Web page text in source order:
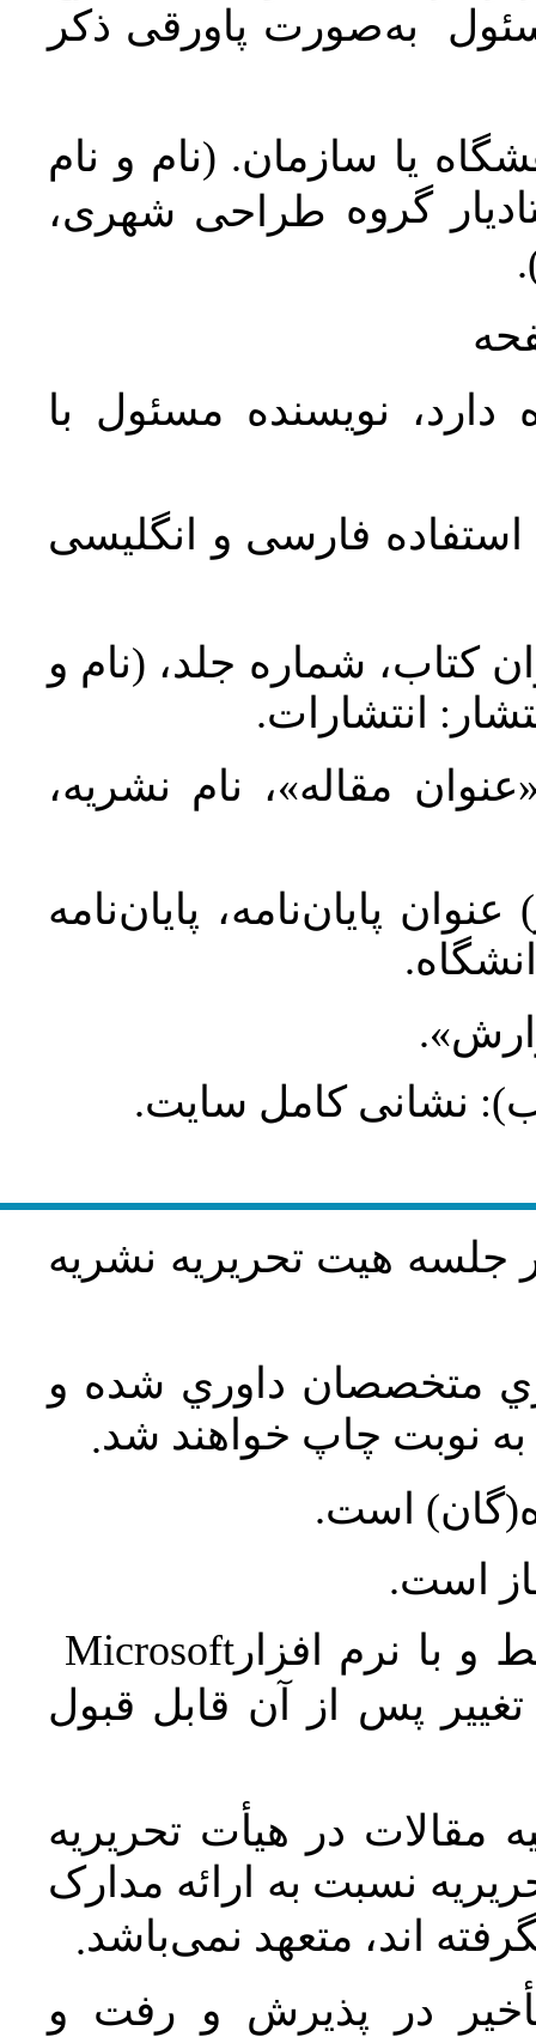
به‌صورت پاورقی ذکر
یا سازمان. (نام و نام
گروه طراحی شهری،
نویسنده مسئول با
استفاده فارسی و انگلیسی
کتاب، شماره جلد، (نام و
انتشارات.
مقاله»، نام نشریه،
پایان‌نامه، پایان‌نامه
نشانی کامل سایت.
جلسه هيت تحريريه نشريه
متخصصان داوري شده و
نوبت چاپ خواهند شد.
است.
است.
و با نرم افزارMicrosoft
پس از آن قابل قبول
مقالات در هیأت تحریریه
نسبت به ارائه مدارک
اند، متعهد نمی‌باشد.
در پذیرش و رفت و